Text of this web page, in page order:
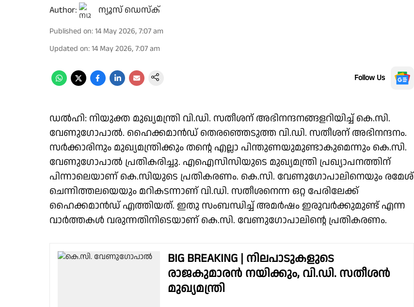
Author: ന്യൂസ് ഡെസ്ക്
Published on:14 May 2026, 7:07 am
Updated on:14 May 2026, 7:07 am
Follow Us
ഡൽഹി: നിയുക്ത മുഖ്യമന്ത്രി വി.ഡി. സതീശന് അഭിനന്ദനങ്ങളറിയിച്ച് കെ.സി.
വേണുഗോപാൽ. ഹൈക്കമാൻഡ് തെരഞ്ഞെടുത്ത വി.ഡി. സതീശന് അഭിനന്ദനം.
സർക്കാരിനും മുഖ്യമന്ത്രിക്കും തൻ്റെ എല്ലാ പിന്തുണയുമുണ്ടാകുമെന്നും കെ.സി.
വേണുഗോപാൽ പ്രതികരിച്ചു. എഐസിസിയുടെ മുഖ്യമന്ത്രി പ്രഖ്യാപനത്തിന്
പിന്നാലെയാണ് കെ.സിയുടെ പ്രതികരണം. കെ.സി. വേണുഗോപാലിനെയും രമേശ്
ചെന്നിത്തലയെയും മറികടന്നാണ് വി.ഡി. സതീശനെന്ന ഒറ്റ പേരിലേക്ക്
ഹൈക്കമാൻഡ് എത്തിയത്. ഇതു സംബന്ധിച്ച് അമർഷം ഇരുവർക്കുമുണ്ട് എന്ന
വാർത്തകൾ വരുന്നതിനിടെയാണ് കെ.സി. വേണുഗോപാലിൻ്റെ പ്രതികരണം.
BIG BREAKING | നിലപാടുകളുടെ
രാജകുമാരൻ നയിക്കും, വി.ഡി. സതീശൻ
മുഖ്യമന്ത്രി